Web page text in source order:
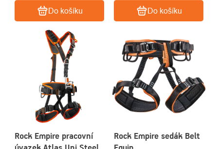
Do košíku Do košíku
Rock Empire pracovní
Rock Empire sedák Belt